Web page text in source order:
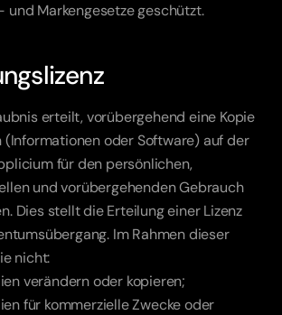
und Markengesetze geschützt.
erteilt, vorübergehend eine Kopie
oder Software) auf der
für den persönlichen,
und vorübergehenden Gebrauch
Dies stellt die Erteilung einer Lizenz
Im Rahmen dieser
nicht:
verändern oder kopieren;
für kommerzielle Zwecke oder